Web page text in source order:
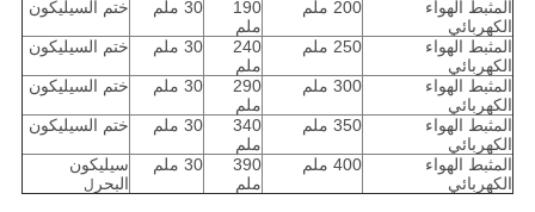
المثبط الهواء
الكهربائي
200 ملم
190
ملم
30 ملم ختم السيليكون
المثبط الهواء
الكهربائي
250 ملم
240
ملم
30 ملم ختم السيليكون
المثبط الهواء
الكهربائي
300 ملم
290
ملم
30 ملم ختم السيليكون
المثبط الهواء
الكهربائي
350 ملم
340
ملم
30 ملم ختم السيليكون
المثبط الهواء
الكهربائي
400 ملم
390
ملم
30 ملم
سيليكون
البحر ل